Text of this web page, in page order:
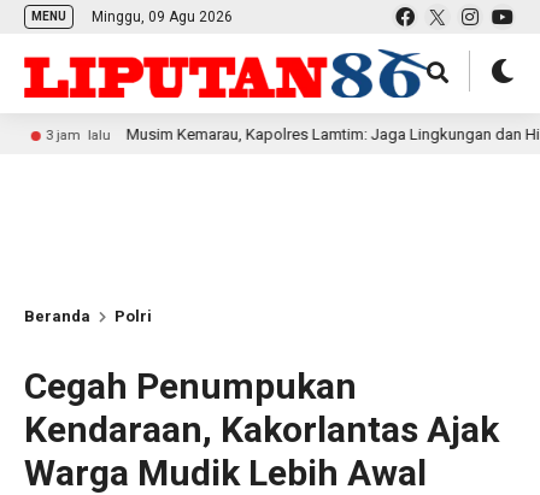
MENU Minggu, 09 Agu 2026
lalu Musim Kemarau, Kapolres Lamtim: Jaga Lingkungan dan Hindari
Beranda Polri
Cegah Penumpukan
Kendaraan, Kakorlantas Ajak
Warga Mudik Lebih Awal